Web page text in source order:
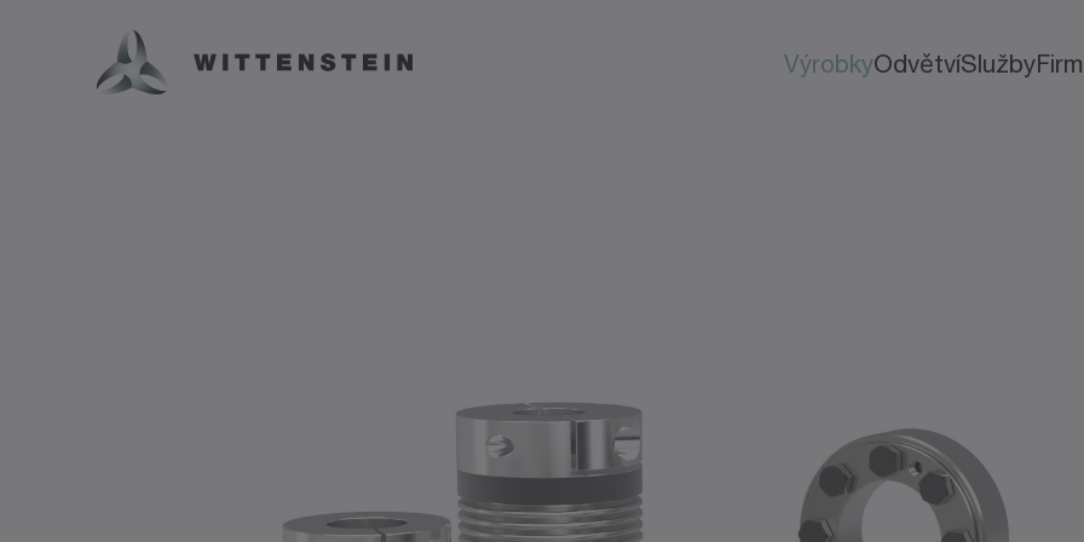
VýrobkyOdvětvíSlužby